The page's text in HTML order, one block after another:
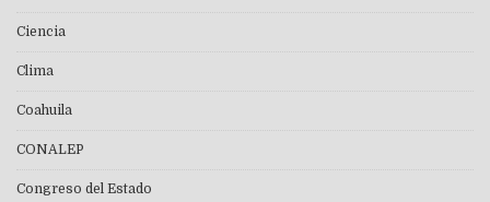
Ciencia
Clima
Coahuila
CONALEP
Congreso del Estado